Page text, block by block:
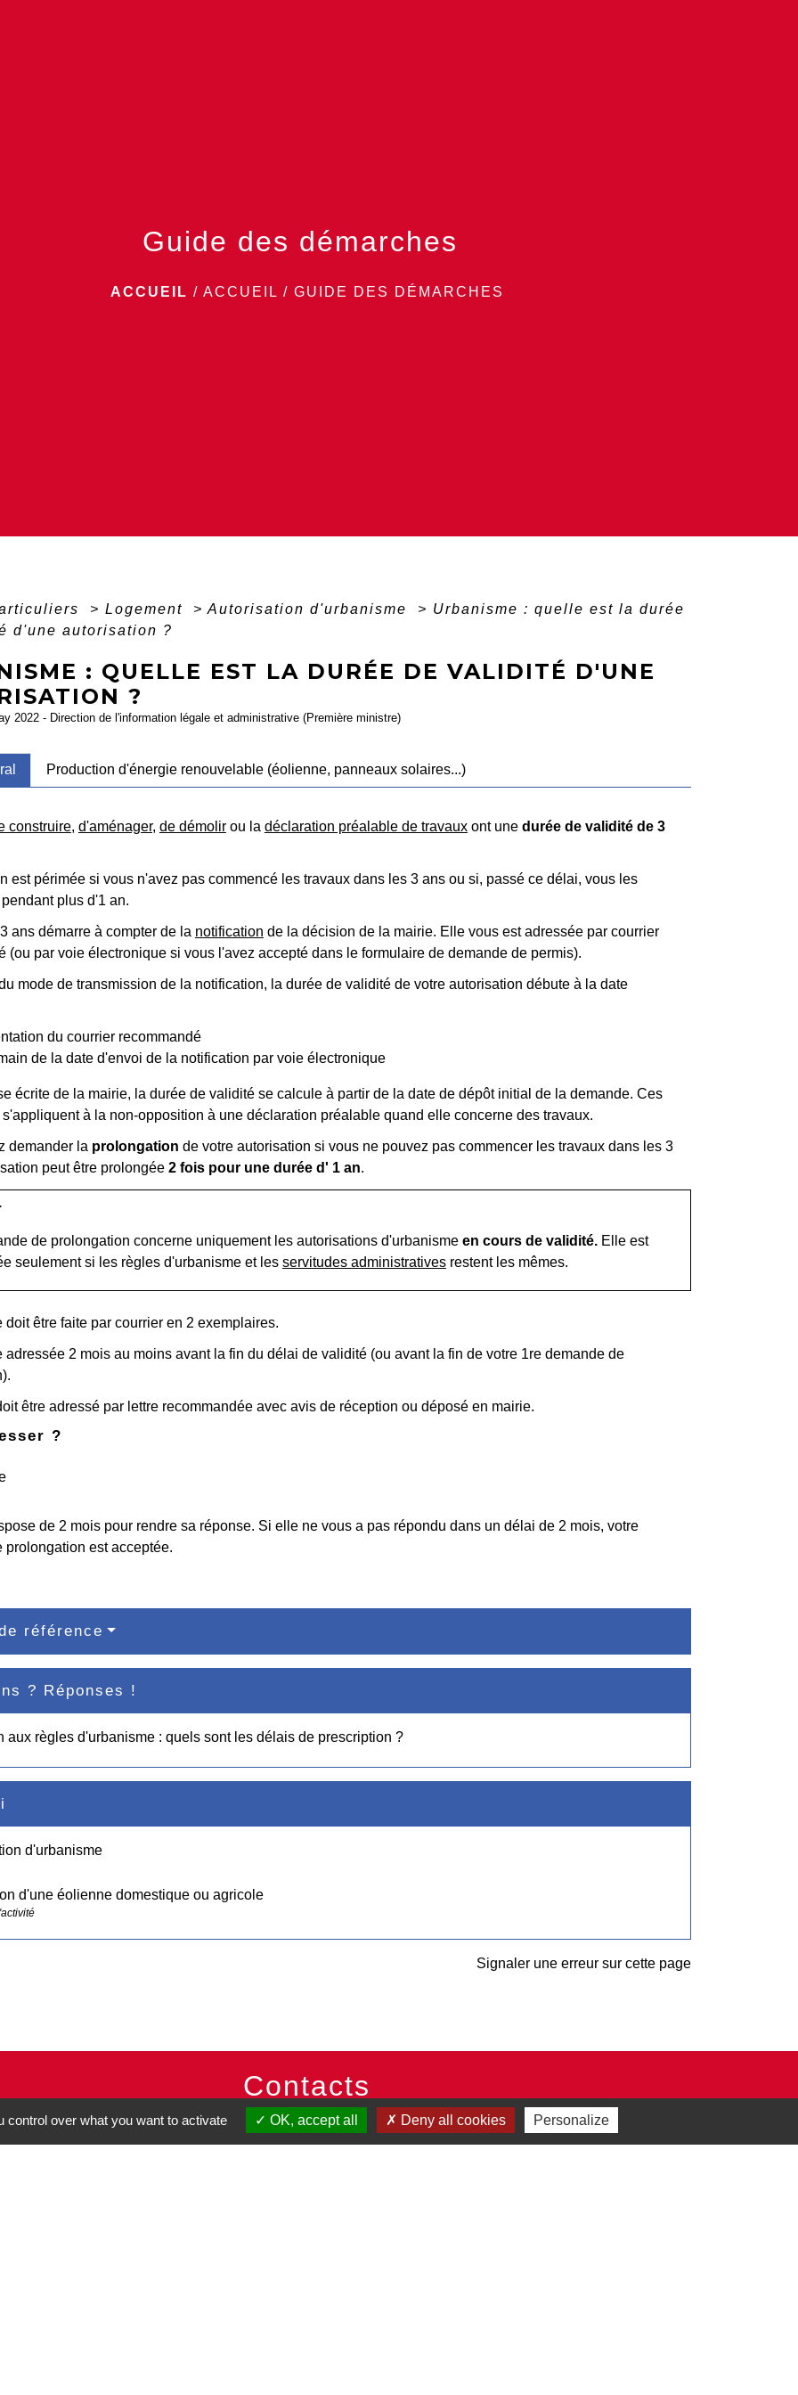
Guide des démarches
ACCUEIL / ACCUEIL / GUIDE DES DÉMARCHES
> Logement > Autorisation d'urbanisme > Urbanisme : quelle est la durée
d'une autorisation ?
: QUELLE EST LA DURÉE DE VALIDITÉ D'UNE
?
2022 - Direction de l'information légale et administrative (Première ministre)
Production d'énergie renouvelable (éolienne, panneaux solaires...)
construire, d'aménager, de démolirou la déclaration préalable de travauxont une durée de validité de 3
est périmée si vous n'avez pas commencé les travaux dans les 3 ans ou si, passé ce délai, vous les
plus d'1 an.
ans démarre à compter de la notification de la décision de la mairie. Elle vous est adressée par courrier
(ou par voie électronique si vous l'avez accepté dans le formulaire de demande de permis).
mode de transmission de la notification, la durée de validité de votre autorisation débute à la date
du courrier recommandé
de la date d'envoi de la notification par voie électronique
écrite de la mairie, la durée de validité se calcule à partir de la date de dépôt initial de la demande. Ces
à la non-opposition à une déclaration préalable quand elle concerne des travaux.
demander la prolongation de votre autorisation si vous ne pouvez pas commencer les travaux dans les 3
peut être prolongée 2 fois pour une durée d' 1 an.
de prolongation concerne uniquement les autorisations d'urbanisme en cours de validité.Elle est
seulement si les règles d'urbanisme et les servitudes administrativesrestent les mêmes.
doit être faite par courrier en 2 exemplaires.
adressée 2 mois au moins avant la fin du délai de validité (ou avant la fin de votre 1redemande de
être adressé par lettre recommandée avec avis de réception ou déposé en mairie.
?
de 2 mois pour rendre sa réponse. Si elle ne vous a pas répondu dans un délai de 2 mois, votre
prolongation est acceptée.
référence
? Réponses !
aux règles d'urbanisme : quels sont les délais de prescription ?
d'urbanisme
d'une éolienne domestique ou agricole
Signaler une erreur sur cette page
Contacts
Commune de Pullay
2 rue des Rossignols
over what you want to activate OK, accept all Deny all cookies Personalize